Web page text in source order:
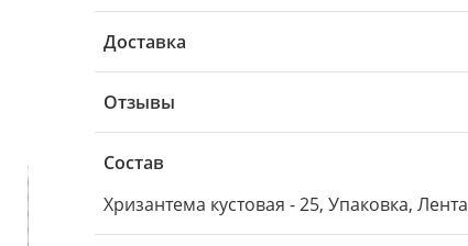
Доставка
Отзывы
Состав
Хризантема кустовая - 25, Упаковка, Лента